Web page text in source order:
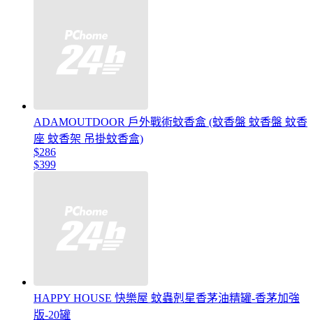
ADAMOUTDOOR 戶外戰術蚊香盒 (蚊香盤 蚊香盤 蚊香
座 蚊香架 吊掛蚊香盒)
$286
$399
HAPPY HOUSE 快樂屋 蚊蟲剋星香茅油精罐-香茅加強
版-20罐